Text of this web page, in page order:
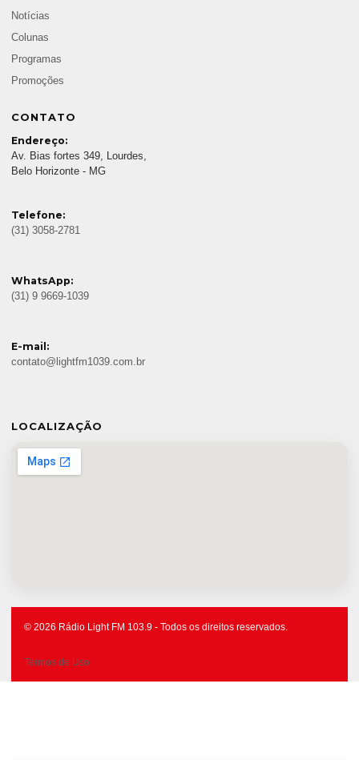
Notícias
Colunas
Programas
Promoções
CONTATO
Endereço:
Av. Bias fortes 349, Lourdes,
Belo Horizonte - MG
Telefone:
(31) 3058-2781
WhatsApp:
(31) 9 9669-1039
E-mail:
contato@lightfm1039.com.br
LOCALIZAÇÃO
© 2026 Rádio Light FM 103.9 - Todos os direitos reservados.
Termos de Uso